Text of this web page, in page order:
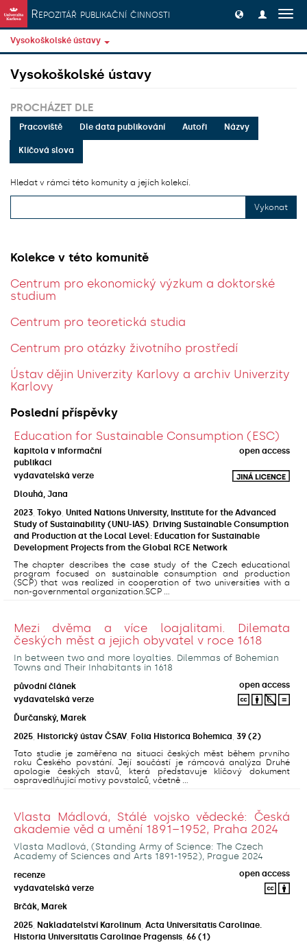
Přeskočit na obsah
Repozitář publikační činnosti
Vysokoškolské ústavy
Vysokoškolské ústavy
PROCHÁZET DLE
Pracoviště Dle data publikování Autoři Názvy
Klíčová slova
Hledat v rámci této komunity a jejích kolekcí.
Vykonat
Kolekce v této komunitě
Centrum pro ekonomický výzkum a doktorské
studium
Centrum pro teoretická studia
Centrum pro otázky životního prostředí
Ústav dějin Univerzity Karlovy a archiv Univerzity
Karlovy
Poslední příspěvky
Education for Sustainable Consumption (ESC)
kapitola v informační
publikaci
open access
vydavatelská verze
Dlouhá, Jana
2023 Tokyo United Nations University, Institute for the Advanced
Study of Sustainability (UNU-IAS) Driving Sustainable Consumption
and Production at the Local Level: Education for Sustainable
Development Projects from the Global RCE Network
The chapter describes the case study of the Czech educational
program focused on sustainable consumption and production
(SCP) that was realized in cooperation of two universities with a
non-governmental organization.SCP ...
Mezi dvěma a více loajalitami. Dilemata
českých měst a jejich obyvatel v roce 1618
In between two and more loyalties. Dilemmas of Bohemian
Towns and Their Inhabitants in 1618
původní článek
open access
vydavatelská verze
Ďurčanský, Marek
2025 Historický ústav ČSAV Folia Historica Bohemica 39 (2)
Tato studie je zaměřena na situaci českých měst během prvního
roku Českého povstání. Její součástí je rámcová analýza Druhé
apologie českých stavů, která představuje klíčový dokument
ospravedlňující motivy povstalců, včetně ...
Vlasta Mádlová, Stálé vojsko vědecké: Česká
akademie věd a umění 1891–1952, Praha 2024
Vlasta Madlová, (Standing Army of Science: The Czech
Academy of Sciences and Arts 1891-1952), Prague 2024
recenze
open access
vydavatelská verze
Brčák, Marek
2025 Nakladatelství Karolinum Acta Universitatis Carolinae.
Historia Universitatis Carolinae Pragensis 66 (1)